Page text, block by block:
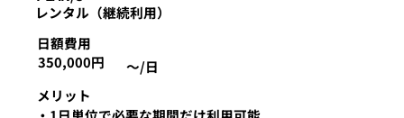
レンタル（継続利用）
日額費用
～/日
350,000円
​メリット